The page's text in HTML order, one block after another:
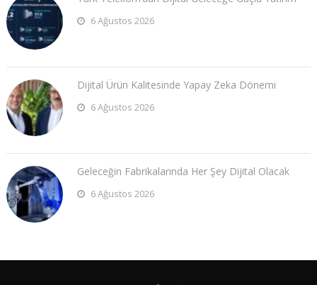
6 Ağustos 2026
Dijital Ürün Kalitesinde Yapay Zeka Dönemi
6 Ağustos 2026
Geleceğin Fabrikalarında Her Şey Dijital Olacak
6 Ağustos 2026